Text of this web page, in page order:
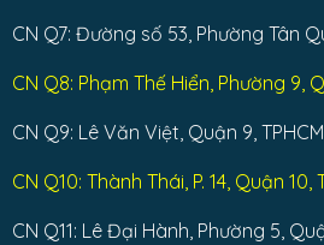
CN Q7: Đường số 53, Phường Tân
CN Q8: Phạm Thế Hiển, Phường 9,
CN Q9: Lê Văn Việt, Quận 9, TPHCM
CN Q10: Thành Thái, P. 14, Quận 10,
CN Q11: Lê Đại Hành, Phường 5,